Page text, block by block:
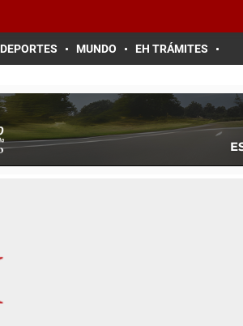
DEPORTES MUNDO EH TRÁMITES